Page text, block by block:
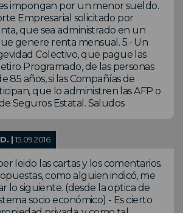
impongan por un menor sueldo.
Empresarial solicitado por
que sea administrado en un
genere renta mensual. 5.- Un
Colectivo, que pague las
Programado, de las personas
85 años, si las Compañías de
que lo administren las AFP o
Seguros Estatal. Saludos
| 15.09.2016
leido las cartas y los comentarios.
como alguien indicó, me
lo siguiente. (desde la optica de
socio económico) - Es cierto